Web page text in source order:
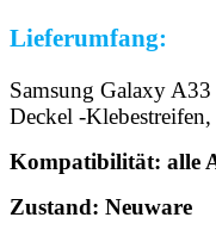
Lieferumfang:
Samsung Galaxy
Deckel -Klebestreifen,
Kompatibilität: alle
Zustand: Neuware